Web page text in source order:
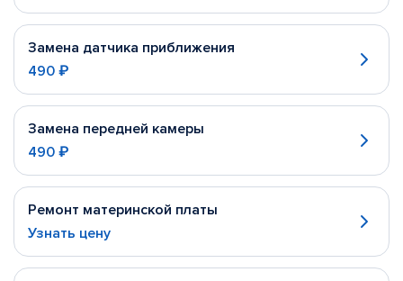
Замена датчика приближения
490 ₽
Замена передней камеры
490 ₽
Ремонт материнской платы
Узнать цену